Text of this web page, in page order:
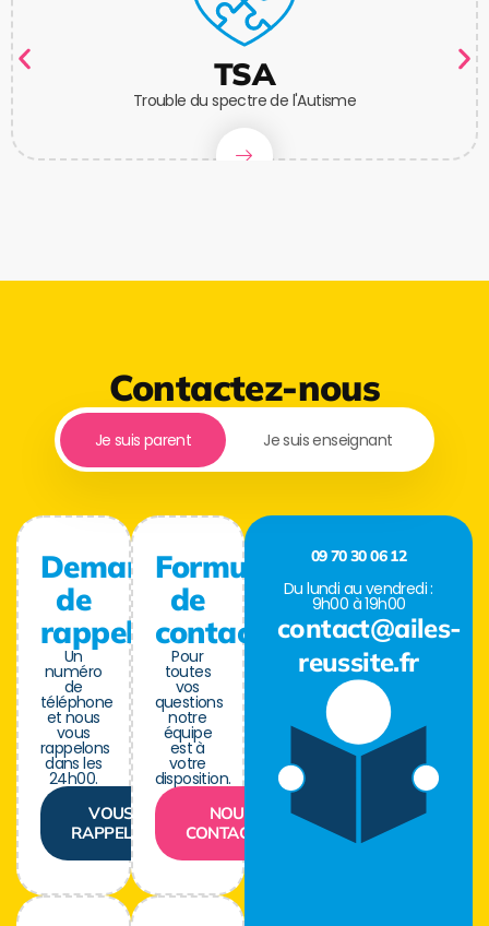
TSA
Trouble du spectre de l'Autisme
Contactez-nous
Je suis parent Je suis enseignant
Demande
de
rappel
Un
numéro
de
téléphone
et nous
vous
rappelons
dans les
24h00.
VOUS
RAPPELER
Formulaire
de
contact
Pour
toutes
vos
questions
notre
équipe
est à
votre
disposition.
NOUS
CONTACTER
09 70 30 06 12
Du lundi au vendredi :
9h00 à 19h00
contact@ailes-
reussite.fr